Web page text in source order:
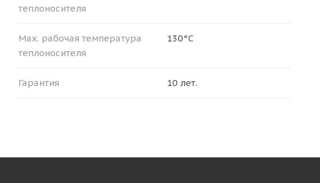
теплоносителя
Мax. рабочая температура
теплоносителя
130°С
Гарантия 10 лет.